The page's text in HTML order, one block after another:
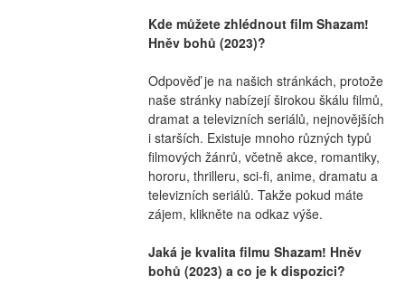
Kde můžete zhlédnout film Shazam!
Hněv bohů (2023)?
Odpověď je na našich stránkách, protože
naše stránky nabízejí širokou škálu filmů,
dramat a televizních seriálů, nejnovějších
i starších. Existuje mnoho různých typů
filmových žánrů, včetně akce, romantiky,
hororu, thrilleru, sci-fi, anime, dramatu a
televizních seriálů. Takže pokud máte
zájem, klikněte na odkaz výše.
Jaká je kvalita filmu Shazam! Hněv
bohů (2023) a co je k dispozici?